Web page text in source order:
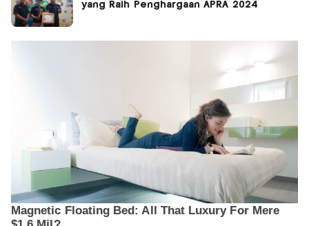
yang Raih Penghargaan APRA 2024